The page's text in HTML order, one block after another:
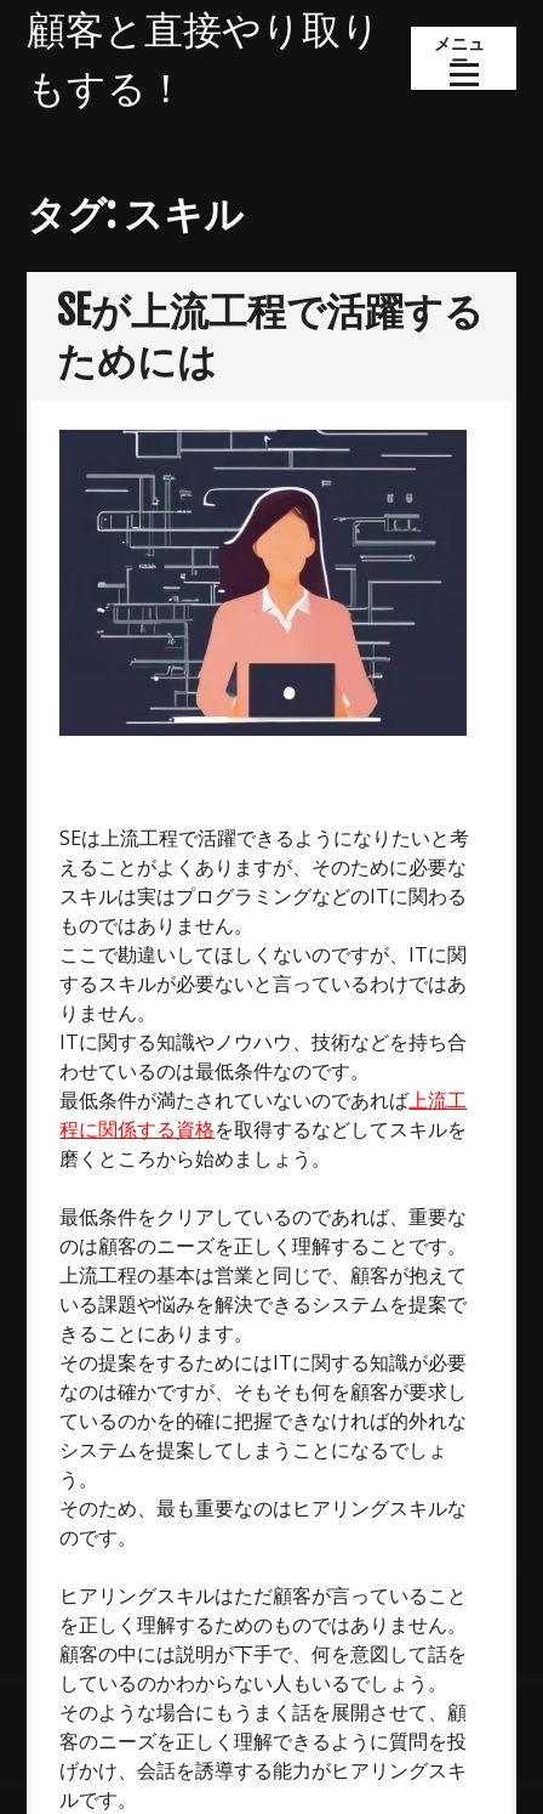
顧客と直接やり取り
もする！
メニュ
ー
タグ: スキル
SEが上流工程で活躍する
ためには
SEは上流工程で活躍できるようになりたいと考
えることがよくありますが、そのために必要な
スキルは実はプログラミングなどのITに関わる
ものではありません。
ここで勘違いしてほしくないのですが、ITに関
するスキルが必要ないと言っているわけではあ
りません。
ITに関する知識やノウハウ、技術などを持ち合
わせているのは最低条件なのです。
最低条件が満たされていないのであれば上流工
程に関係する資格を取得するなどしてスキルを
磨くところから始めましょう。
最低条件をクリアしているのであれば、重要な
のは顧客のニーズを正しく理解することです。
上流工程の基本は営業と同じで、顧客が抱えて
いる課題や悩みを解決できるシステムを提案で
きることにあります。
その提案をするためにはITに関する知識が必要
なのは確かですが、そもそも何を顧客が要求し
ているのかを的確に把握できなければ的外れな
システムを提案してしまうことになるでしょ
う。
そのため、最も重要なのはヒアリングスキルな
のです。
ヒアリングスキルはただ顧客が言っていること
を正しく理解するためのものではありません。
顧客の中には説明が下手で、何を意図して話を
しているのかわからない人もいるでしょう。
そのような場合にもうまく話を展開させて、顧
客のニーズを正しく理解できるように質問を投
げかけ、会話を誘導する能力がヒアリングスキ
ルです。